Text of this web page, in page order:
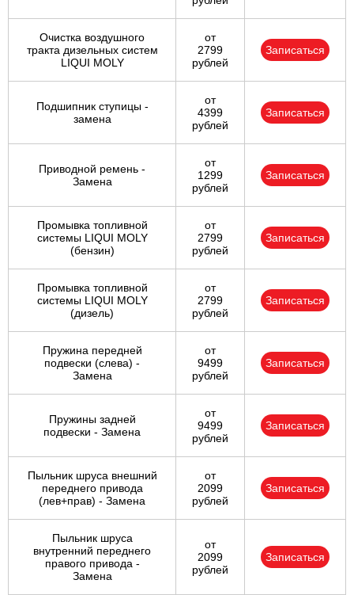
Очистка воздушного
тракта дизельных систем
LIQUI MOLY
от
2799
рублей
Записаться
Подшипник ступицы -
замена
от
4399
рублей
Записаться
Приводной ремень -
Замена
от
1299
рублей
Записаться
Промывка топливной
системы LIQUI MOLY
(бензин)
от
2799
рублей
Записаться
Промывка топливной
системы LIQUI MOLY
(дизель)
от
2799
рублей
Записаться
Пружина передней
подвески (слева) -
Замена
от
9499
рублей
Записаться
Пружины задней
подвески - Замена
от
9499
рублей
Записаться
Пыльник шруса внешний
переднего привода
(лев+прав) - Замена
от
2099
рублей
Записаться
Пыльник шруса
внутренний переднего
правого привода -
Замена
от
2099
рублей
Записаться